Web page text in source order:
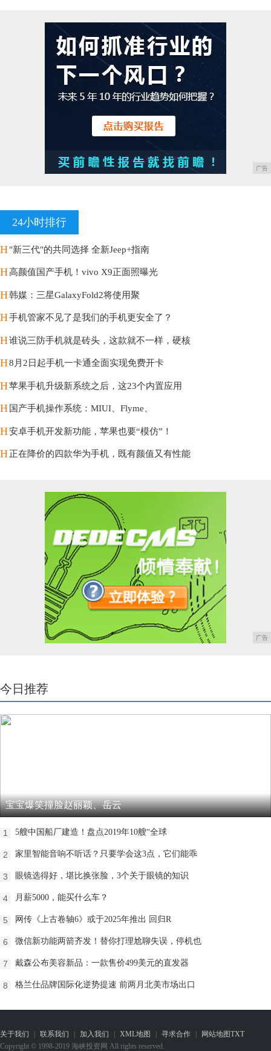
广告
24小时排行
H"新三代"的共同选择 全新Jeep+指南
H高颜值国产手机！vivo X9正面照曝光
H韩媒：三星GalaxyFold2将使用聚
H手机管家不见了是我们的手机更安全了？
H谁说三防手机就是砖头，这款就不一样，硬核
H8月2日起手机一卡通全面实现免费开卡
H苹果手机升级新系统之后，这23个内置应用
H 国产手机操作系统：MIUI、Flyme、
H安卓手机开发新功能，苹果也要“模仿”！
H正在降价的四款华为手机，既有颜值又有性能
广告
今日推荐
宝宝爆笑撞脸赵丽颖、岳云
1 5艘中国船厂建造！盘点2019年10艘“全球
2 家里智能音响不听话？只要学会这3点，它们能乖
3 ​眼镜选得好，堪比换张脸，3个关于眼镜的知识
4 月薪5000，能买什么车？
5 网传《上古卷轴6》或于2025年推出 回归R
6 微信新功能两箭齐发！替你打理尬聊失误，停机也
7 戴森公布美容新品：一款售价499美元的直发器
8 格兰仕品牌国际化逆势提速 前两月北美市场出口
关于我们 | 联系我们 | 加入我们 | XML地图 | 寻求合作 | 网站地图TXT
Copyright © 1998-2019 海峡投资网 All rights reserved.